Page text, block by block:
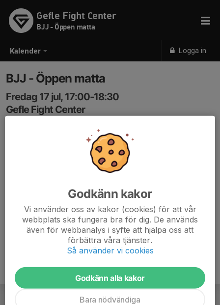
Kalender Logga in
Gefle Fight Center
BJJ - Öppen matta
BJJ - Öppen matta
Fredag 17 jul, 17:00-18:30
Gefle Fight Center
Lokalen är öppen så länge det finns ledare som stänger
/ tar ansvar för att stänga
Godkänn kakor
Vi använder oss av kakor (cookies) för att vår
webbplats ska fungera bra för dig. De används
även för webbanalys i syfte att hjälpa oss att
förbättra våra tjänster.
Så använder vi cookies
Godkänn alla kakor
Bara nödvändiga